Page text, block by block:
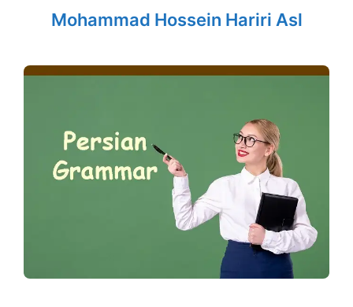
Mohammad Hossein Hariri Asl